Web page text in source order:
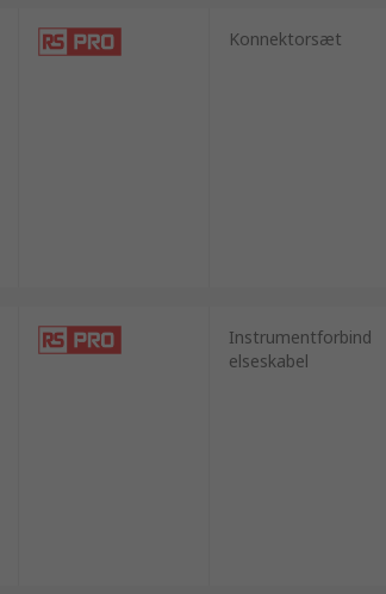
Konnektorsæt
Instrumentforbind
elseskabel